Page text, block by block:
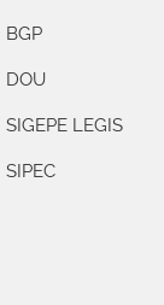
BGP
DOU
SIGEPE LEGIS
SIPEC